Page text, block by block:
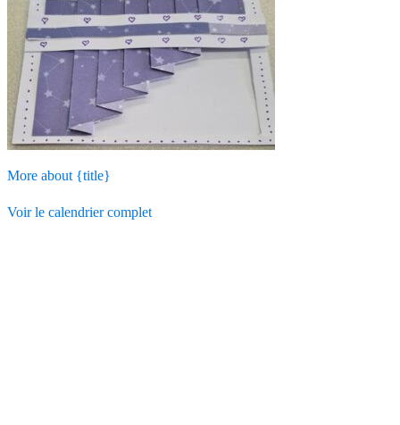
More about {title}
Voir le calendrier complet